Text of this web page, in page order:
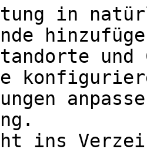
in
und
ins